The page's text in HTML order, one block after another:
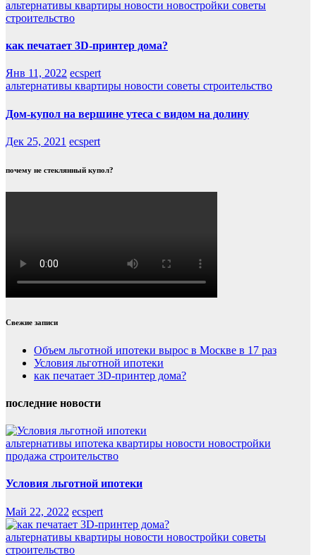
альтернативы квартиры новости новостройки советы
строительство
как печатает 3D-принтер дома?
Янв 11, 2022 ecspert
альтернативы квартиры новости советы строительство
Дом-купол на вершине утеса с видом на долину
Дек 25, 2021 ecspert
почему не стеклянный купол?
Свежие записи
Объем льготной ипотеки вырос в Москве в 17 раз
Условия льготной ипотеки
как печатает 3D-принтер дома?
последние новости
альтернативы ипотека квартиры новости новостройки
продажа строительство
Условия льготной ипотеки
Май 22, 2022 ecspert
альтернативы квартиры новости новостройки советы
строительство